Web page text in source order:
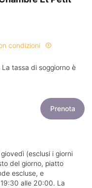
condizioni
tassa di soggiorno è
Prenota
(esclusi i giorni
del giorno, piatto
escluse, e
alle 20:00. La